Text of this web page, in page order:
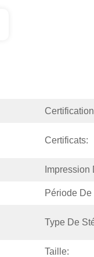
Certificats:
Impression
Période
Type De
Taille: